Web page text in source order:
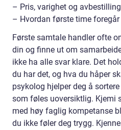
– Pris, varighet og
– Hvordan første time foregår
Første samtale handler ofte
din og finne ut om
ikke ha alle svar klare. Det
du har det, og hva du håper
psykolog hjelper deg å
som føles uoversiktlig. Kjemi
med høy faglig kompetanse
du ikke føler deg trygg.